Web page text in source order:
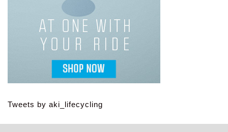
Tweets by aki_lifecycling